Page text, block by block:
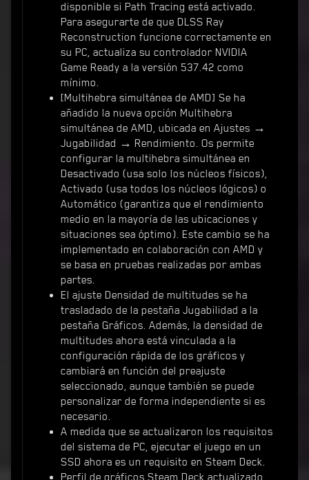
disponible si Path Tracing está activado.
Para asegurarte de que DLSS Ray
Reconstruction funcione correctamente en
su PC, actualiza su controlador NVIDIA
Game Ready a la versión 537.42 como
mínimo.
[Multihebra simultánea de AMD] Se ha
añadido la nueva opción Multihebra
simultánea de AMD, ubicada en Ajustes →
Jugabilidad → Rendimiento. Os permite
configurar la multihebra simultánea en
Desactivado (usa solo los núcleos físicos),
Activado (usa todos los núcleos lógicos) o
Automático (garantiza que el rendimiento
medio en la mayoría de las ubicaciones y
situaciones sea óptimo). Este cambio se ha
implementado en colaboración con AMD y
se basa en pruebas realizadas por ambas
partes.
El ajuste Densidad de multitudes se ha
trasladado de la pestaña Jugabilidad a la
pestaña Gráficos. Además, la densidad de
multitudes ahora está vinculada a la
configuración rápida de los gráficos y
cambiará en función del preajuste
seleccionado, aunque también se puede
personalizar de forma independiente si es
necesario.
A medida que se actualizaron los requisitos
del sistema de PC, ejecutar el juego en un
SSD ahora es un requisito en Steam Deck.